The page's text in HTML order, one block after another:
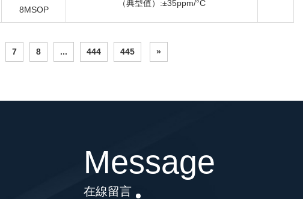
8MSOP
（典型值）:±35ppm/°C
7 8 ... 444 445 »
Message
在線留言